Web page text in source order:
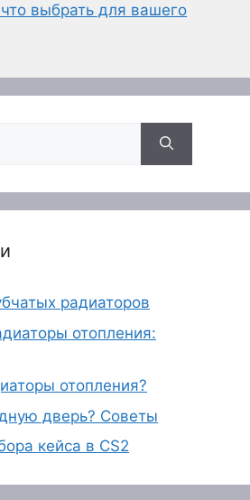
выбрать для вашего
радиаторов
отопления:
отопления?
дверь? Советы
кейса в CS2